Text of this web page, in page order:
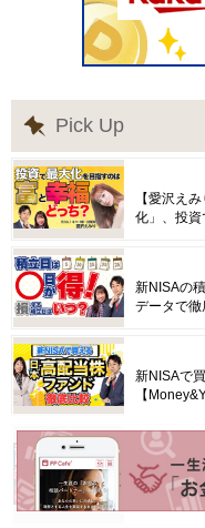
Pick Up
【愛沢え
化」、投資
新NISAの
データで徹
新NISAで
【
【アニメ
い「定年